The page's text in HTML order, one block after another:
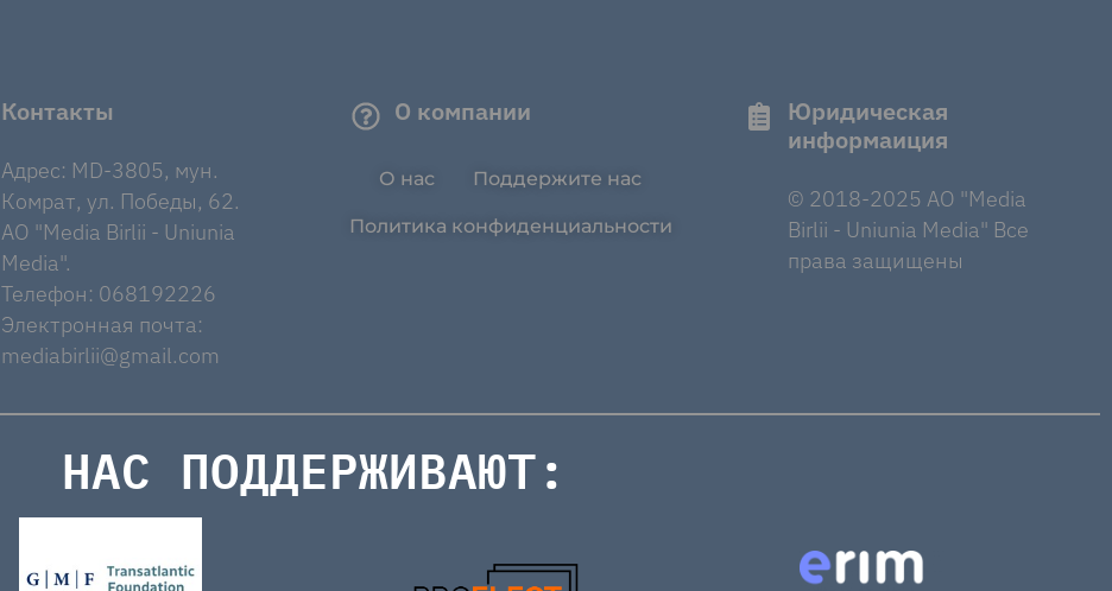
Контакты
Адрес: MD-3805, мун.
Комрат, ул. Победы, 62.
AO "Media Birlii - Uniunia
Media".
Телефон: 068192226
Электронная почта:
mediabirlii@gmail.com
О компании
О нас Поддержите нас
Политика конфиденциальности
Юридическая
информаиция
© 2018-2025 AO "Media
Birlii - Uniunia Media" Все
права защищены
НАС ПОДДЕРЖИВАЮТ: